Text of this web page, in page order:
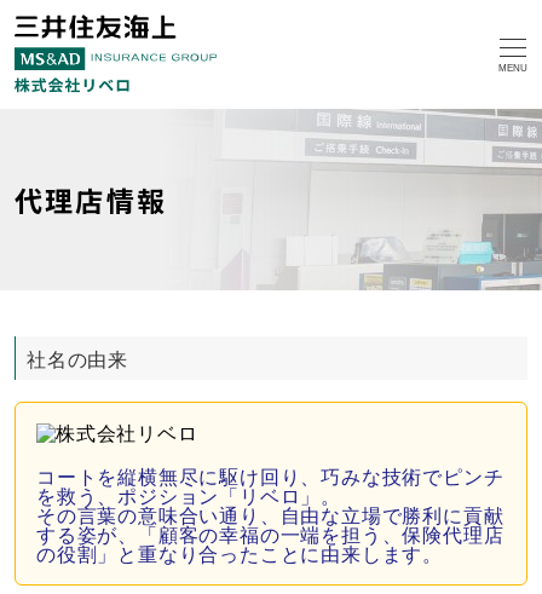
MENU
代理店情報
社名の由来
コートを縦横無尽に駆け回り、巧みな技術でピンチ
を救う、ポジション「リベロ」。
その言葉の意味合い通り、自由な立場で勝利に貢献
する姿が、「顧客の幸福の一端を担う、保険代理店
の役割」と重なり合ったことに由来します。